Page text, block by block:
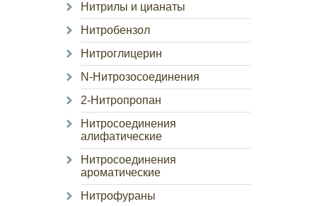
Нитрилы и цианаты
Нитробензол
Нитроглицерин
N-Нитрозосоединения
2-Нитропропан
Нитросоединения
алифатические
Нитросоединения
ароматические
Нитрофураны